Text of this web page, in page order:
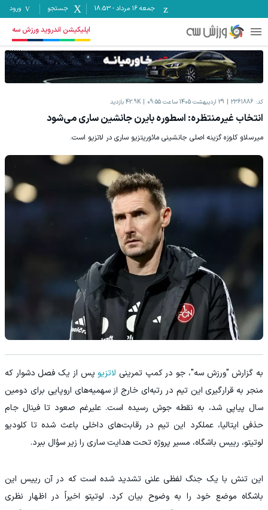
جمعه ۱۶ مرداد -
18:53 جستجو ورود
اپلیکیشن اندروید ورزش سه
کد: 2361886 29 اردیبهشت 1405 ساعت 09:55 42.9K بازدید
انتخاب غیرمنتظره: اسطوره بایرن جانشین ساری می‌شود
میرسلاو کلوزه گزینه اصلی جانشینی مائوریتزیو ساری در لاتزیو است.
به گزارش "ورزش سه"، جو در کمپ تمرینی لاتزیو پس از یک فصل دشوار که
منجر به قرارگیری این تیم در رتبه‌ای خارج از سهمیه‌های اروپایی برای دومین
سال پیاپی شد، به نقطه جوش رسیده است. علیرغم صعود تا فینال جام
حذفی ایتالیا، عملکرد این تیم در رقابت‌های داخلی باعث شده تا کلودیو
لوتیتو، رییس باشگاه، مسیر پروژه تحت هدایت ساری را زیر سؤال ببرد.
این تنش با یک جنگ لفظی علنی تشدید شده است که در آن رییس این
باشگاه موضع خود را به وضوح بیان کرد. لوتیتو اخیراً در اظهار نظری